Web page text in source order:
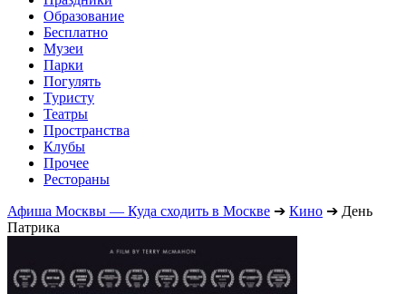
Образование
Бесплатно
Музеи
Парки
Погулять
Туристу
Театры
Пространства
Клубы
Прочее
Рестораны
Афиша Москвы — Куда сходить в Москве ➔ Кино ➔ День
Патрика